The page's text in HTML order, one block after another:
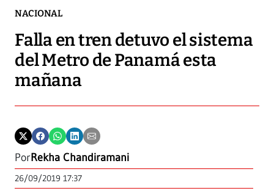
NACIONAL
Falla en tren detuvo el sistema
del Metro de Panamá esta
mañana
PorRekha Chandiramani
26/09/2019 17:37